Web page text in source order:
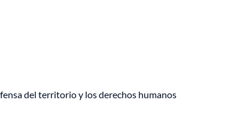
del territorio y los derechos humanos